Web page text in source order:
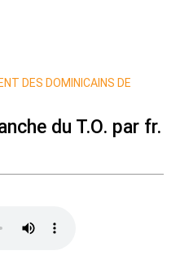
DES DOMINICAINS DE
du T.O. par fr.